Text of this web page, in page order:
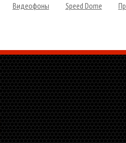
Видеофоны Speed Dome